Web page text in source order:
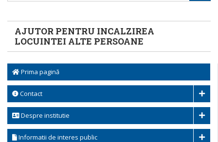
AJUTOR PENTRU INCALZIREA
LOCUINTEI ALTE PERSOANE
Prima pagină
Contact
Despre institutie
Informatii de interes public